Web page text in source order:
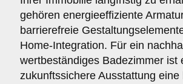
gehören energieeffiziente
barrierefreie
Home-Integration. Für ein
wertbeständiges Badezimmer ist
zukunftssichere Ausstattung eine